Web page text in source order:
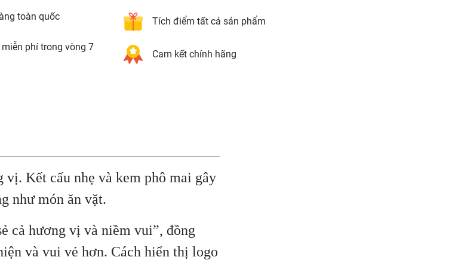
toàn quốc Tích điểm tất cả sản phẩm
phí trong vòng 7
Cam kết chính hãng
Kết cấu nhẹ và kem phô mai gây
như món ăn vặt.
cả hương vị và niềm vui”, đồng
và vui vẻ hơn. Cách hiển thị logo